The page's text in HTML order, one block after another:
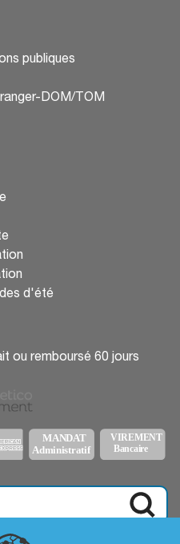
publiques
DOM/TOM
d'été
ou remboursé 60 jours